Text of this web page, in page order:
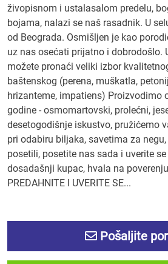
živopisnom i ustalasalom predelu,
bojama, nalazi se naš rasadnik. U
od Beograda. Osmišljen je kao
uz nas osećati prijatno i dobrodošlo.
možete pronaći veliki izbor
baštenskog (perena, muškatla,
hrizanteme, impatiens) Proizvodimo
godine - osmomartovski, prolećni,
desetogodišnje iskustvo, pružićemo
pri odabiru biljaka, savetima za
posetili, posetite nas sada i uverite
dosadašnji kupac, hvala na
PREDAHNITE I UVERITE SE...
Pošaljite